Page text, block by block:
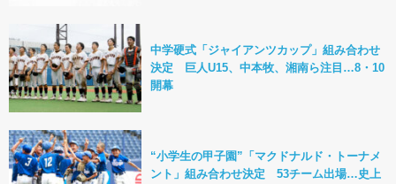
中学硬式「ジャイアンツカップ」組み合わせ
決定 巨人U15、中本牧、湘南ら注目…8・10
開幕
“小学生の甲子園”「マクドナルド・トーナメ
ント」組み合わせ決定 53チーム出場…史上